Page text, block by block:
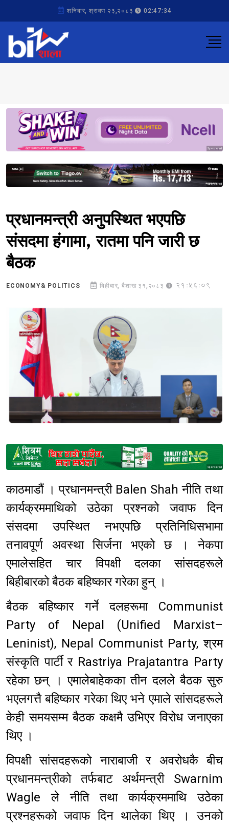
शनिबार, श्रावण २३,२०८३ 02:47:34
Sponsored
Sponsored
प्रधानमन्त्री अनुपस्थित भएपछि
संसदमा हंगामा, रातमा पनि जारी छ
बैठक
ECONOMY& POLITICS बिहीबार, बैशाख ३१,२०८३ 21:56:09
Sponsored
काठमाडौं । प्रधानमन्त्री Balen Shah नीति तथा
कार्यक्रममाथिको उठेका प्रश्नको जवाफ दिन
संसदमा उपस्थित नभएपछि प्रतिनिधिसभामा
तनावपूर्ण अवस्था सिर्जना भएको छ । नेकपा
एमालेसहित चार विपक्षी दलका सांसदहरूले
बिहीबारको बैठक बहिष्कार गरेका हुन् ।
बैठक बहिष्कार गर्ने दलहरूमा Communist
Party of Nepal (Unified Marxist–
Leninist), Nepal Communist Party, श्रम
संस्कृति पार्टी र Rastriya Prajatantra Party
रहेका छन् । एमालेबाहेकका तीन दलले बैठक सुरु
भएलगत्तै बहिष्कार गरेका थिए भने एमाले सांसदहरूले
केही समयसम्म बैठक कक्षमै उभिएर विरोध जनाएका
थिए ।
विपक्षी सांसदहरूको नाराबाजी र अवरोधकै बीच
प्रधानमन्त्रीको तर्फबाट अर्थमन्त्री Swarnim
Wagle ले नीति तथा कार्यक्रममाथि उठेका
प्रश्नहरूको जवाफ दिन थालेका थिए । उनको